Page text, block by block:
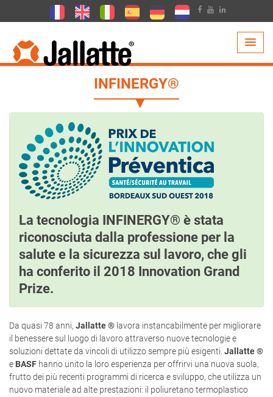
PRODOTTI >TECNOLOGIE >
INFINERGY®
La tecnologia INFINERGY® è stata
riconosciuta dalla professione per la
salute e la sicurezza sul lavoro, che gli
ha conferito il 2018 Innovation Grand
Prize.
Da quasi 78 anni, Jallatte ® lavora instancabilmente per migliorare
il benessere sul luogo di lavoro attraverso nuove tecnologie e
soluzioni dettate da vincoli di utilizzo sempre più esigenti. Jallatte ®
e BASF hanno unito la loro esperienza per offrirvi una nuova suola,
frutto dei più recenti programmi di ricerca e sviluppo, che utilizza un
nuovo materiale ad alte prestazioni: il poliuretano termoplastico